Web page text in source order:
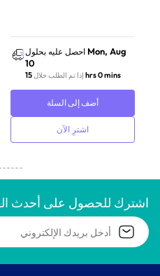
احصل عليه بحلول Mon, Aug
10
إذا تم الطلب خلال 15 hrs 0 mins
أضف إلى السلة
اشترِ الآن
اشترك للحصول على أحدث